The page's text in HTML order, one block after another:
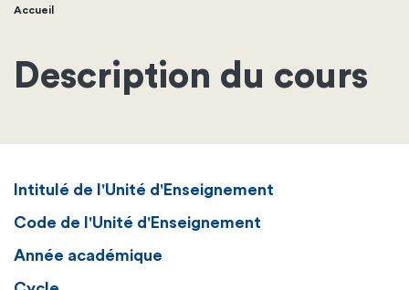
Fil
d'Ariane
Accueil
Description du cours
Intitulé de l'Unité d'Enseignement
Code de l'Unité d'Enseignement
Année académique